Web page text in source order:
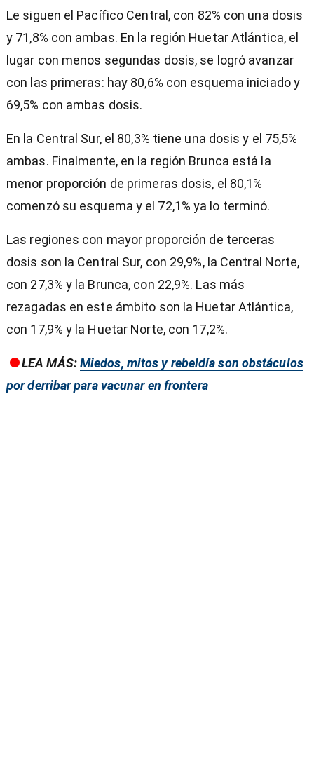
Le siguen el Pacífico Central, con 82% con una dosis
y 71,8% con ambas. En la región Huetar Atlántica, el
lugar con menos segundas dosis, se logró avanzar
con las primeras: hay 80,6% con esquema iniciado y
69,5% con ambas dosis.
En la Central Sur, el 80,3% tiene una dosis y el 75,5%
ambas. Finalmente, en la región Brunca está la
menor proporción de primeras dosis, el 80,1%
comenzó su esquema y el 72,1% ya lo terminó.
Las regiones con mayor proporción de terceras
dosis son la Central Sur, con 29,9%, la Central Norte,
con 27,3% y la Brunca, con 22,9%. Las más
rezagadas en este ámbito son la Huetar Atlántica,
con 17,9% y la Huetar Norte, con 17,2%.
LEA MÁS:Miedos, mitos y rebeldía son obstáculos
por derribar para vacunar en frontera